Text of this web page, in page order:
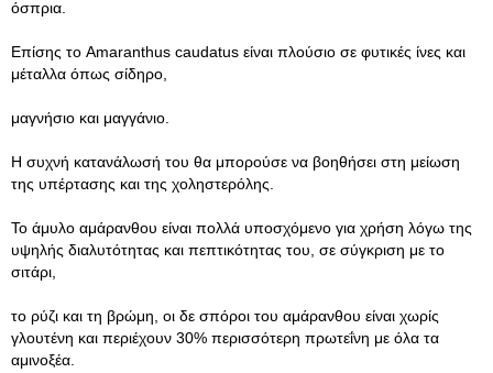
όσπρια.
Επίσης το Amaranthus caudatus είναι πλούσιο σε φυτικές ίνες και
μέταλλα όπως σίδηρο,
μαγνήσιο και μαγγάνιο.
Η συχνή κατανάλωσή του θα μπορούσε να βοηθήσει στη μείωση
της υπέρτασης και της χοληστερόλης.
Το άμυλο αμάρανθου είναι πολλά υποσχόμενο για χρήση λόγω της
υψηλής διαλυτότητας και πεπτικότητας του, σε σύγκριση με το
σιτάρι,
το ρύζι και τη βρώμη, οι δε σπόροι του αμάρανθου είναι χωρίς
γλουτένη και περιέχουν 30% περισσότερη πρωτεΐνη με όλα τα
αμινοξέα.